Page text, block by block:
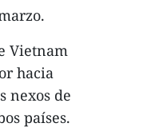
Vietnam
hacia
nexos de
países.